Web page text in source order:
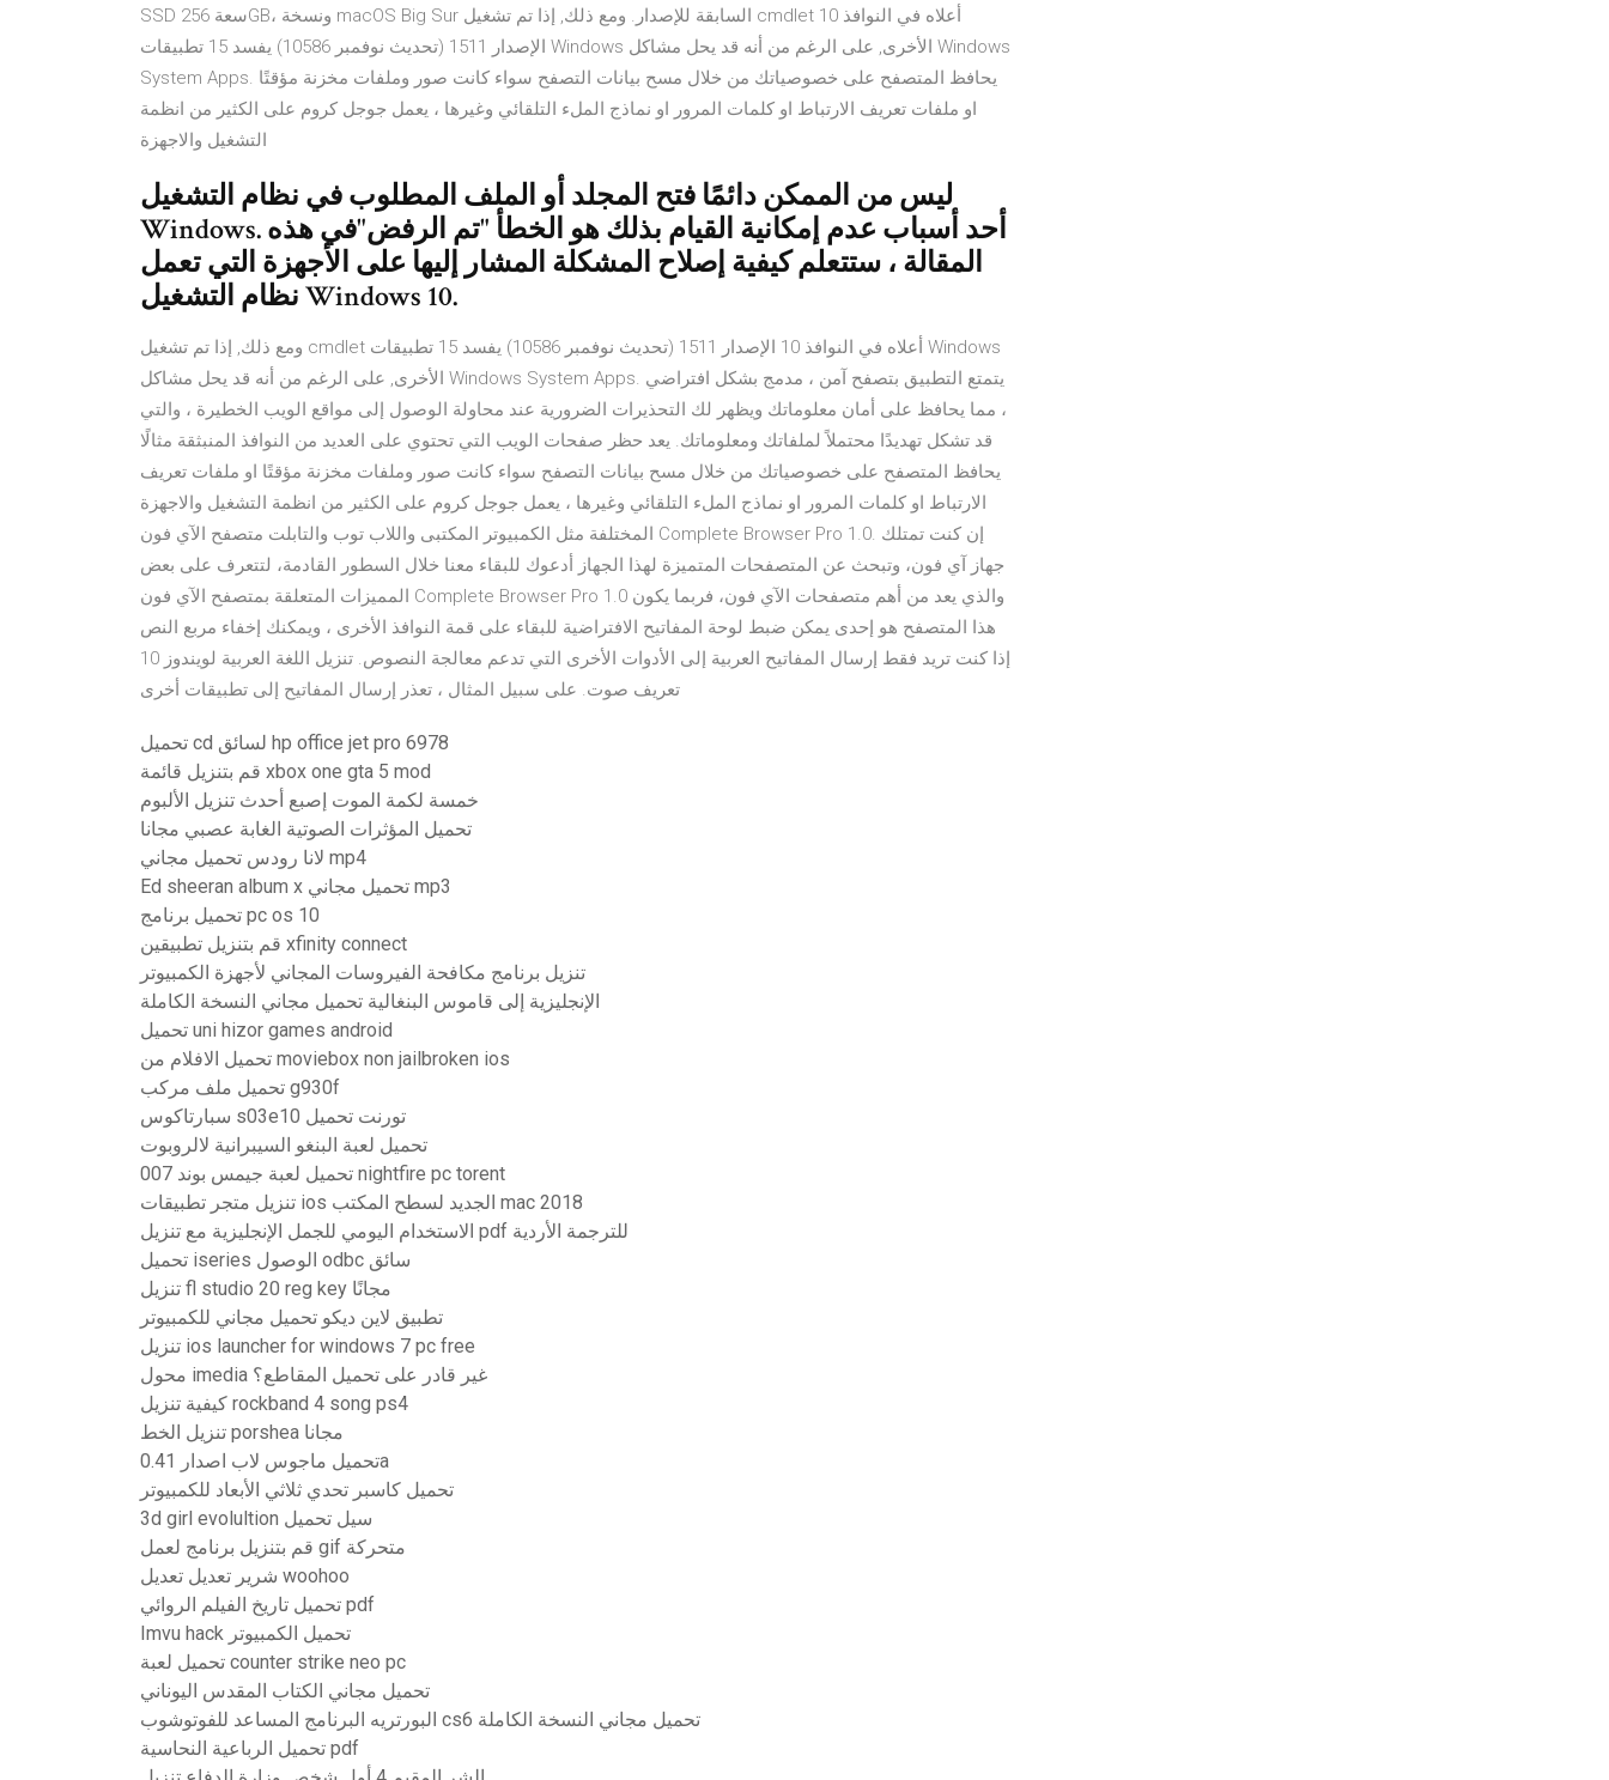
SSD سعة 256GB، ونسخة macOS Big Sur السابقة للإصدار. ومع ذلك, إذا تم تشغيل cmdlet أعلاه في النوافذ 10
الإصدار 1511 (تحديث نوفمبر 10586) يفسد 15 تطبيقات Windows الأخرى, على الرغم من أنه قد يحل مشاكل Windows
System Apps. يحافظ المتصفح على خصوصياتك من خلال مسح بيانات التصفح سواء كانت صور وملفات مخزنة مؤقتًا
او ملفات تعريف الارتباط او كلمات المرور او نماذج الملء التلقائي وغيرها ، يعمل جوجل كروم على الكثير من انظمة
التشغيل والاجهزة
ليس من الممكن دائمًا فتح المجلد أو الملف المطلوب في نظام التشغيل
Windows. أحد أسباب عدم إمكانية القيام بذلك هو الخطأ "تم الرفض"في هذه
المقالة ، ستتعلم كيفية إصلاح المشكلة المشار إليها على الأجهزة التي تعمل
نظام التشغيل Windows 10.
ومع ذلك, إذا تم تشغيل cmdlet أعلاه في النوافذ 10 الإصدار 1511 (تحديث نوفمبر 10586) يفسد 15 تطبيقات Windows
الأخرى, على الرغم من أنه قد يحل مشاكل Windows System Apps. يتمتع التطبيق بتصفح آمن ، مدمج بشكل افتراضي
، مما يحافظ على أمان معلوماتك ويظهر لك التحذيرات الضرورية عند محاولة الوصول إلى مواقع الويب الخطيرة ، والتي
قد تشكل تهديدًا محتملاً لملفاتك ومعلوماتك. يعد حظر صفحات الويب التي تحتوي على العديد من النوافذ المنبثقة مثالًا
يحافظ المتصفح على خصوصياتك من خلال مسح بيانات التصفح سواء كانت صور وملفات مخزنة مؤقتًا او ملفات تعريف
الارتباط او كلمات المرور او نماذج الملء التلقائي وغيرها ، يعمل جوجل كروم على الكثير من انظمة التشغيل والاجهزة
المختلفة مثل الكمبيوتر المكتبى واللاب توب والتابلت متصفح الآي فون Complete Browser Pro 1.0. إن كنت تمتلك
جهاز آي فون، وتبحث عن المتصفحات المتميزة لهذا الجهاز أدعوك للبقاء معنا خلال السطور القادمة، لتتعرف على بعض
المميزات المتعلقة بمتصفح الآي فون Complete Browser Pro 1.0 والذي يعد من أهم متصفحات الآي فون، فربما يكون
هذا المتصفح هو إحدى يمكن ضبط لوحة المفاتيح الافتراضية للبقاء على قمة النوافذ الأخرى ، ويمكنك إخفاء مربع النص
إذا كنت تريد فقط إرسال المفاتيح العربية إلى الأدوات الأخرى التي تدعم معالجة النصوص. تنزيل اللغة العربية لويندوز 10
تعريف صوت. على سبيل المثال ، تعذر إرسال المفاتيح إلى تطبيقات أخرى
تحميل cd لسائق hp office jet pro 6978
قم بتنزيل قائمة xbox one gta 5 mod
خمسة لكمة الموت إصبع أحدث تنزيل الألبوم
تحميل المؤثرات الصوتية الغابة عصبي مجانا
لانا رودس تحميل مجاني mp4
Ed sheeran album x تحميل مجاني mp3
تحميل برنامج pc os 10
قم بتنزيل تطبيقين xfinity connect
تنزيل برنامج مكافحة الفيروسات المجاني لأجهزة الكمبيوتر
الإنجليزية إلى قاموس البنغالية تحميل مجاني النسخة الكاملة
تحميل uni hizor games android
تحميل الافلام من moviebox non jailbroken ios
تحميل ملف مركب g930f
سبارتاكوس s03e10 تورنت تحميل
تحميل لعبة البنغو السيبرانية لالروبوت
تحميل لعبة جيمس بوند 007 nightfire pc torent
تنزيل متجر تطبيقات ios الجديد لسطح المكتب mac 2018
الاستخدام اليومي للجمل الإنجليزية مع تنزيل pdf للترجمة الأردية
تحميل iseries الوصول odbc سائق
تنزيل fl studio 20 reg key مجانًا
تطبيق لاين ديكو تحميل مجاني للكمبيوتر
تنزيل ios launcher for windows 7 pc free
محول imedia غير قادر على تحميل المقاطع؟
كيفية تنزيل rockband 4 song ps4
تنزيل الخط porshea مجانا
تحميل ماجوس لاب اصدار 0.41a
تحميل كاسبر تحدي ثلاثي الأبعاد للكمبيوتر
3d girl evolultion سيل تحميل
قم بتنزيل برنامج لعمل gif متحركة
شرير تعديل تعديل woohoo
تحميل تاريخ الفيلم الروائي pdf
Imvu hack تحميل الكمبيوتر
تحميل لعبة counter strike neo pc
تحميل مجاني الكتاب المقدس اليوناني
البورتريه البرنامج المساعد للفوتوشوب cs6 تحميل مجاني النسخة الكاملة
تحميل الرباعية النحاسية pdf